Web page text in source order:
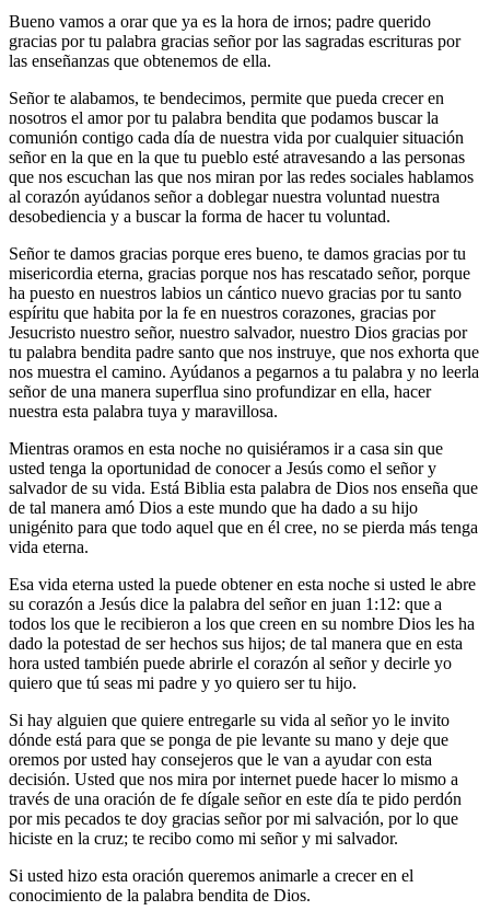
Bueno vamos a orar que ya es la hora de irnos; padre querido
gracias por tu palabra gracias señor por las sagradas escrituras por
las enseñanzas que obtenemos de ella.
Señor te alabamos, te bendecimos, permite que pueda crecer en
nosotros el amor por tu palabra bendita que podamos buscar la
comunión contigo cada día de nuestra vida por cualquier situación
señor en la que en la que tu pueblo esté atravesando a las personas
que nos escuchan las que nos miran por las redes sociales hablamos
al corazón ayúdanos señor a doblegar nuestra voluntad nuestra
desobediencia y a buscar la forma de hacer tu voluntad.
Señor te damos gracias porque eres bueno, te damos gracias por tu
misericordia eterna, gracias porque nos has rescatado señor, porque
ha puesto en nuestros labios un cántico nuevo gracias por tu santo
espíritu que habita por la fe en nuestros corazones, gracias por
Jesucristo nuestro señor, nuestro salvador, nuestro Dios gracias por
tu palabra bendita padre santo que nos instruye, que nos exhorta que
nos muestra el camino. Ayúdanos a pegarnos a tu palabra y no leerla
señor de una manera superflua sino profundizar en ella, hacer
nuestra esta palabra tuya y maravillosa.
Mientras oramos en esta noche no quisiéramos ir a casa sin que
usted tenga la oportunidad de conocer a Jesús como el señor y
salvador de su vida. Está Biblia esta palabra de Dios nos enseña que
de tal manera amó Dios a este mundo que ha dado a su hijo
unigénito para que todo aquel que en él cree, no se pierda más tenga
vida eterna.
Esa vida eterna usted la puede obtener en esta noche si usted le abre
su corazón a Jesús dice la palabra del señor en juan 1:12: que a
todos los que le recibieron a los que creen en su nombre Dios les ha
dado la potestad de ser hechos sus hijos; de tal manera que en esta
hora usted también puede abrirle el corazón al señor y decirle yo
quiero que tú seas mi padre y yo quiero ser tu hijo.
Si hay alguien que quiere entregarle su vida al señor yo le invito
dónde está para que se ponga de pie levante su mano y deje que
oremos por usted hay consejeros que le van a ayudar con esta
decisión. Usted que nos mira por internet puede hacer lo mismo a
través de una oración de fe dígale señor en este día te pido perdón
por mis pecados te doy gracias señor por mi salvación, por lo que
hiciste en la cruz; te recibo como mi señor y mi salvador.
Si usted hizo esta oración queremos animarle a crecer en el
conocimiento de la palabra bendita de Dios.